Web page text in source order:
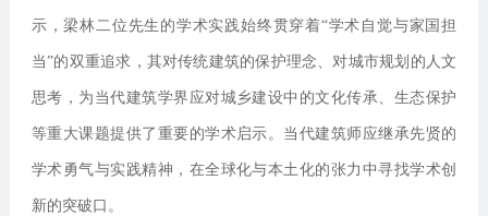
示，梁林二位先生的学术实践始终贯穿着“学术自觉与家国担
当”的双重追求，其对传统建筑的保护理念、对城市规划的人文
思考，为当代建筑学界应对城乡建设中的文化传承、生态保护
等重大课题提供了重要的学术启示。当代建筑师应继承先贤的
学术勇气与实践精神，在全球化与本土化的张力中寻找学术创
新的突破口。